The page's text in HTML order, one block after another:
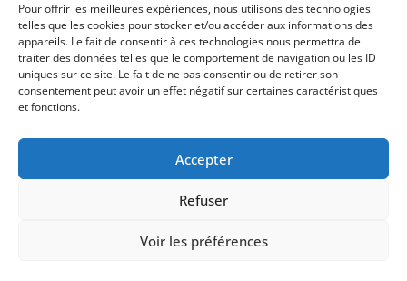
Pour offrir les meilleures expériences, nous utilisons des technologies
telles que les cookies pour stocker et/ou accéder aux informations des
appareils. Le fait de consentir à ces technologies nous permettra de
traiter des données telles que le comportement de navigation ou les ID
uniques sur ce site. Le fait de ne pas consentir ou de retirer son
consentement peut avoir un effet négatif sur certaines caractéristiques
et fonctions.
Accepter
Refuser
Voir les préférences